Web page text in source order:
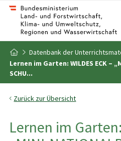
Zum Inhalt
Zum Inhaltsverzeichnis
Zur Startseite
Datenbank der
Lernen im Garten: WILDES ECK –
SCHU...
Zurück zur Übersicht
Lernen im